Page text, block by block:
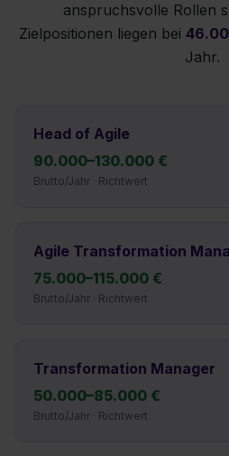
anspruchsvolle Rollen
Zielpositionen liegen bei
Jahr.
Head of Agile
90.000–130.000 €
Brutto/Jahr · Richtwert
Agile Transformation
75.000–115.000 €
Brutto/Jahr · Richtwert
Transformation Manager
50.000–85.000 €
Brutto/Jahr · Richtwert